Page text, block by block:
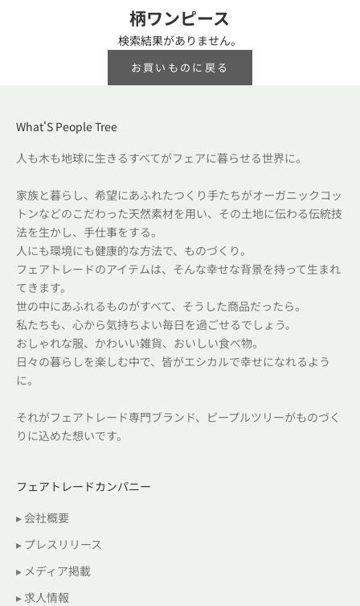
柄ワンピース
検索結果がありません。
お買いものに戻る
What'S People Tree
人も木も地球に生きるすべてがフェアに暮らせる世界に。
家族と暮らし、希望にあふれたつくり手たちがオーガニックコッ
トンなどのこだわった天然素材を用い、その土地に伝わる伝統技
法を生かし、手仕事をする。
人にも環境にも健康的な方法で、ものづくり。
フェアトレードのアイテムは、そんな幸せな背景を持って生まれ
てきます。
世の中にあふれるものがすべて、そうした商品だったら。
私たちも、心から気持ちよい毎日を過ごせるでしょう。
おしゃれな服、かわいい雑貨、おいしい食べ物。
日々の暮らしを楽しむ中で、皆がエシカルで幸せになれるよう
に。
それがフェアトレード専門ブランド、ピープルツリーがものづく
りに込めた想いです。
フェアトレードカンパニー
▸ 会社概要
▸ プレスリリース
▸ メディア掲載
▸ 求人情報